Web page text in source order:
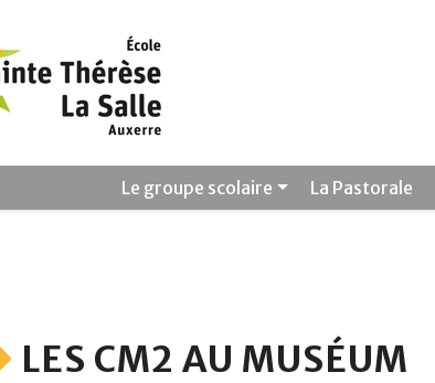
Le groupe scolaire La Pastorale
LES CM2 AU MUSÉUM